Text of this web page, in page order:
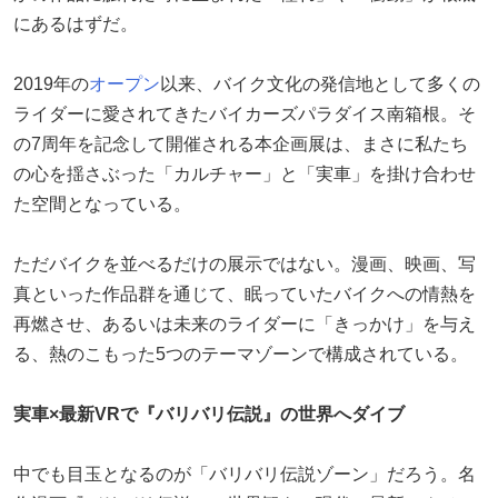
にあるはずだ。
2019年のオープン 以来、バイク文化の発信地として多くの
ライダーに愛されてきたバイカーズパラダイス南箱根。そ
の7周年を記念して開催される本企画展は、まさに私たち
の心を揺さぶった「カルチャー」と「実車」を掛け合わせ
た空間となっている。
ただバイクを並べるだけの展示ではない。漫画、映画、写
真といった作品群を通じて、眠っていたバイクへの情熱を
再燃させ、あるいは未来のライダーに「きっかけ」を与え
る、熱のこもった5つのテーマゾーンで構成されている。
実車×最新VRで『バリバリ伝説』の世界へダイブ
中でも目玉となるのが「バリバリ伝説ゾーン」だろう。名